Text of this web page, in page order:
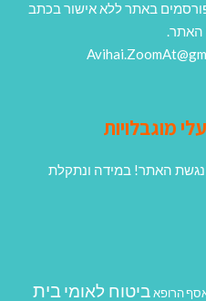
באתר ללא אישור בכתב
האתר.
מוגבלויות
האתר! במידה ונתקלת
הרופא ביטוח לאומיבית